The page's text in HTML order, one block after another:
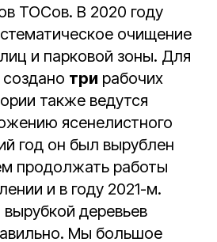
ТОСов. В 2020 году
очищение
и парковой зоны. Для
три рабочих
также ведутся
ясенелистного
год он был вырублен
продолжать работы
и в году 2021-м.
деревьев
Мы большое